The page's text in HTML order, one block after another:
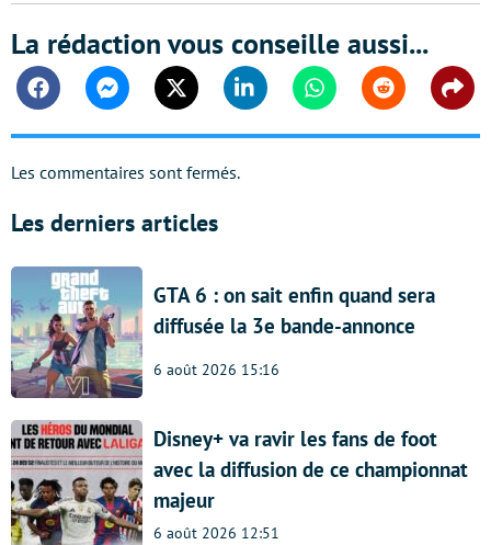
La rédaction vous conseille aussi...
FacebookMessengerTwitter Linkedin WhatsappReddit
Les commentaires sont fermés.
Les derniers articles
GTA 6 : on sait enfin quand sera
diffusée la 3e bande-annonce
6 août 2026 15:16
Disney+ va ravir les fans de foot
avec la diffusion de ce championnat
majeur
6 août 2026 12:51